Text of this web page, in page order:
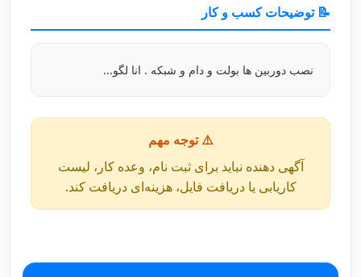
📝 توضیحات کسب و کار
نصب دوربین ها بولت و دام و شبکه . انا لگو...
⚠️ توجه مهم
آگهی دهنده نباید برای ثبت نام، وعده کار، لیست
کاریابی یا دریافت فایل، هزینه‌ای دریافت کند.